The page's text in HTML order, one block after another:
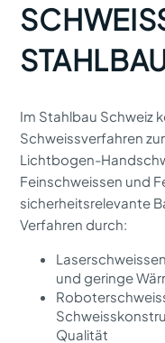
Im Stahlbau Schweiz
Schweissverfahren
Lichtbogen-
Feinschweissen und
sicherheitsrelevante
Verfahren durch:
und geringe
Qualität